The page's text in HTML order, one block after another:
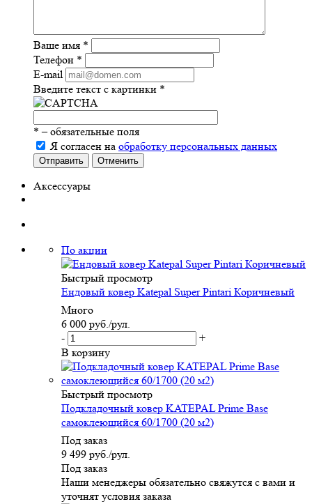
Ваше имя *
Телефон *
E-mail
Введите текст с картинки *
* – обязательные поля
Я согласен на обработку персональных данных
Отправить Отменить
Аксессуары
По акции
Быстрый просмотр
Ендовый ковер Katepal Super Pintari Коричневый
Много
6 000 руб./рул.
-
+
В корзину
Быстрый просмотр
Подкладочный ковер KATEPAL Prime Base
самоклеющийся 60/1700 (20 м2)
Под заказ
9 499 руб./рул.
Под заказ
Наши менеджеры обязательно свяжутся с вами и
уточнят условия заказа